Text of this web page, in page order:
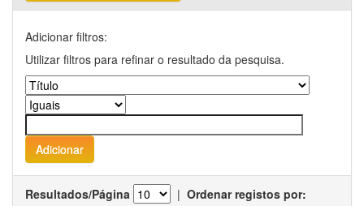
Adicionar filtros:
Utilizar filtros para refinar o resultado da pesquisa.
Resultados/Página | Ordenar registos por: